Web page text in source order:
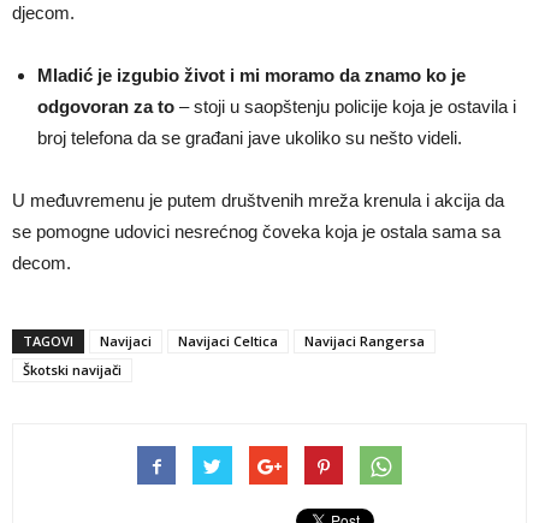
djecom.
Mladić je izgubio život i mi moramo da znamo ko je
odgovoran za to – stoji u saopštenju policije koja je ostavila i
broj telefona da se građani jave ukoliko su nešto videli.
U međuvremenu je putem društvenih mreža krenula i akcija da
se pomogne udovici nesrećnog čoveka koja je ostala sama sa
decom.
TAGOVI Navijaci Navijaci Celtica
Navijaci Rangersa
Škotski navijači